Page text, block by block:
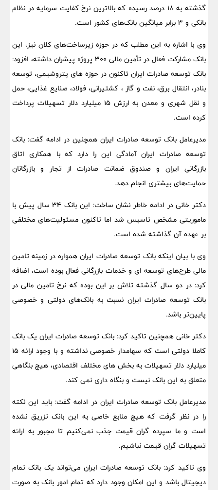
گذشته به ۱۸ درصد رسیده که بالاترین نرخ کفایت سرمایه در نظام
بانکی و ۳ برابر میانگین بانک‌های کشور است.
وی با اشاره به این مطلب که در حوزه زیرساخت‌های کلان نیز، این
بانک مشارکت فعال در تأمین مالی ۳۰۰ پروژه پیشران داشته، افزود:
بانک توسعه صادرات ایران تاکنون در حوزه های پتروشیمی، توسعه
بنادر، انتقال برق، نفت و گاز ، کشتیرانی، فولاد، صنایع غذایی، حمل
و نقل شهری و معدن به ارزش ۱۵ میلیارد دلار تسهیلات پرداخت
کرده است.
مدیرعامل بانک توسعه صادرات ایران همچنین در ادامه گفت: بانک
توسعه صادرات ایران آمادگی این را دارد که با همکاری اتاق
بازرگانی ایران و صندوق ضمانت صادرات از تجار و بازرگانان
حمایت‌های بیشتری انجام دهد.
دکتر خانی در ادامه خاطر نشان ساخت: این بانک ۳۴ سال پیش با
ماموریتی مشخص تاسیس شد اما تاکنون مسئولیت‌های مختلفی
بر عهده آن گذاشته شده است.
وی با بیان اینکه بانک توسعه صادرات ایران همواره در زمینه تامین
مالی طرح‌های توسعه ای و خدمات بازرگانی فعال بوده است، اضافه
کرد: در دو سال گذشته تلاش بر این بوده که نرخ تامین مالی در
بانک توسعه صادرات ایران نسبت به بانک‌های دولتی و خصوصی
پایین‌تر باشد.
دکتر خانی همچنین تاکید کرد: بانک توسعه صادرات ایران یک بانک
کاملا دولتی است که سهامدار خصوصی نداشته و با وجود ارائه ۱۵
میلیارد دلار تسهیلات به بخش های مختلف اقتصادی، هیچ بنگاهی
متعلق به این بانک نیست و بنگاه داری نمی کند.
مدیرعامل بانک توسعه صادرات ایران در ادامه گفت: باید این نکته
را در نظر گرفت که هیچ منابع خاصی به این بانک تزریق نشده
است و ما سپرده گران قیمت جذب نمی‌کنیم تا مجبور به ارائه
تسهیلات گران قیمت نباشیم.
وی تاکید کرد: بانک توسعه صادرات ایران می‌تواند یک بانک تمام
دیجیتال باشد و این امکان وجود دارد که تمام امور بانک به صورت